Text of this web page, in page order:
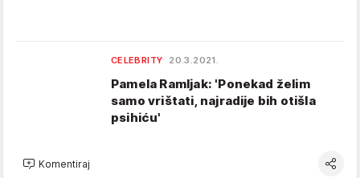
CELEBRITY 20.3.2021.
Pamela Ramljak: 'Ponekad želim
samo vrištati, najradije bih otišla
psihiću'
Komentiraj